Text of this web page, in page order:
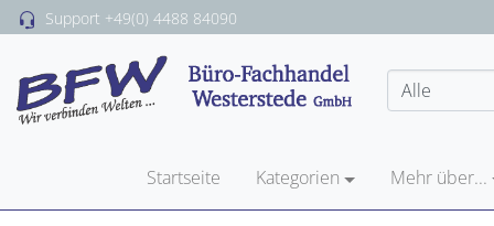
Support +49(0) 4488 84090
Startseite Kategorien Mehr über...